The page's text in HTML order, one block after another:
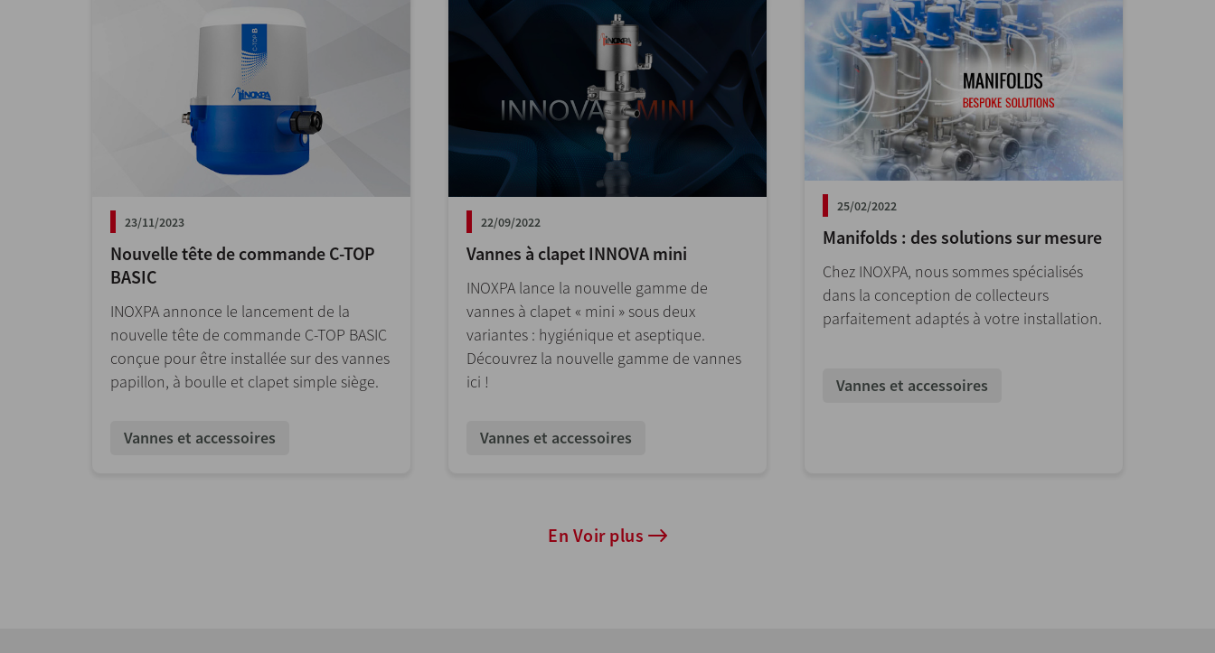
23/11/2023
Nouvelle tête de commande C-TOP
BASIC
INOXPA annonce le lancement de la
nouvelle tête de commande C-TOP BASIC
conçue pour être installée sur des vannes
papillon, à boulle et clapet simple siège.
Vannes et accessoires
22/09/2022
Vannes à clapet INNOVA mini
INOXPA lance la nouvelle gamme de
vannes à clapet « mini » sous deux
variantes : hygiénique et aseptique.
Découvrez la nouvelle gamme de vannes
ici !
Vannes et accessoires
25/02/2022
Manifolds : des solutions sur mesure
Chez INOXPA, nous sommes spécialisés
dans la conception de collecteurs
parfaitement adaptés à votre installation.
Vannes et accessoires
En Voir plus